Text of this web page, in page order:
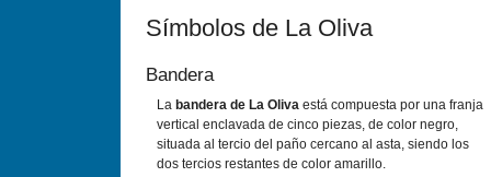
Símbolos de La Oliva
Bandera
La bandera de La Oliva está compuesta por una franja
vertical enclavada de cinco piezas, de color negro,
situada al tercio del paño cercano al asta, siendo los
dos tercios restantes de color amarillo.